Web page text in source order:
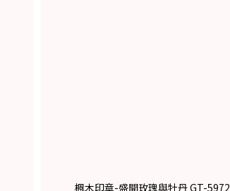
楓木印章-盛開玫瑰與牡丹 GT-5972